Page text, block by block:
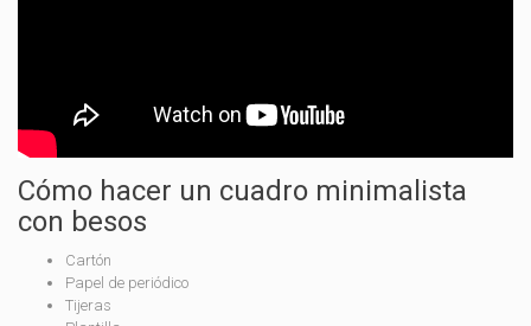
Cómo hacer un cuadro minimalista
con besos
Cartón
Papel de periódico
Tijeras